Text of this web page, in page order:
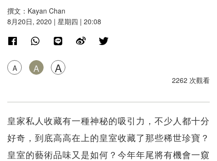
撰文：Kayan Chan
8月20日, 2020 | 星期四 | 20:08
A A A
2262 次觀看
皇家私人收藏有一種神秘的吸引力，不少人都十分
好奇，到底高高在上的皇室收藏了那些稀世珍寶？
皇室的藝術品味又是如何？今年年尾將有機會一窺